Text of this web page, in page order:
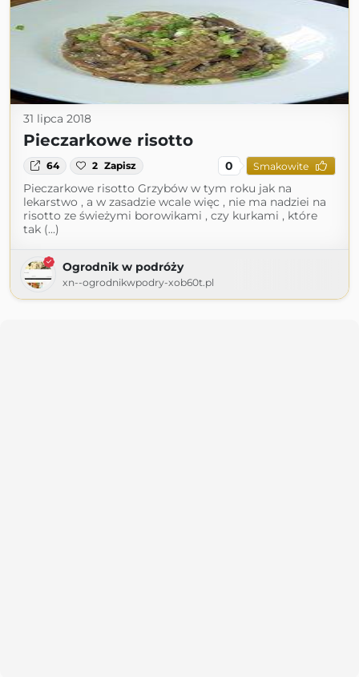
31 lipca 2018
Pieczarkowe risotto
64 2 Zapisz 0 Smakowite
Pieczarkowe risotto Grzybów w tym roku jak na
lekarstwo , a w zasadzie wcale więc , nie ma nadziei na
risotto ze świeżymi borowikami , czy kurkami , które
tak (...)
Ogrodnik w podróży
xn--ogrodnikwpodry-xob60t.pl